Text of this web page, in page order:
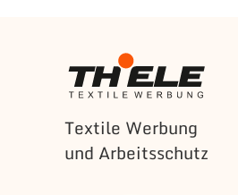
Textile Werbung
und Arbeitsschutz